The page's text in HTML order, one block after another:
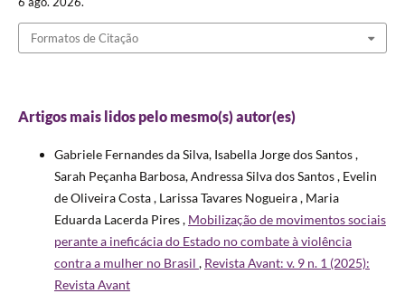
Formatos de Citação
Artigos mais lidos pelo mesmo(s) autor(es)
Gabriele Fernandes da Silva, Isabella Jorge dos Santos ,
Sarah Peçanha Barbosa, Andressa Silva dos Santos , Evelin
de Oliveira Costa , Larissa Tavares Nogueira , Maria
Eduarda Lacerda Pires , Mobilização de movimentos sociais
perante a ineficácia do Estado no combate à violência
contra a mulher no Brasil , Revista Avant: v. 9 n. 1 (2025):
Revista Avant